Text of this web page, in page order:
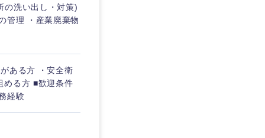
の洗い出し・対策)
管理 ・産業廃棄物
ある方 ・安全衛
める方 ■歓迎条件
経験